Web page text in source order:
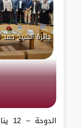
جائزة الشيخ